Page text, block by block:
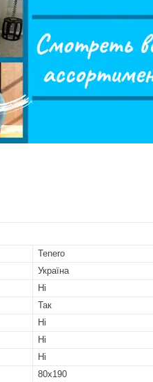
Tenero
Україна
Ні
Так
Ні
Ні
Ні
80х190